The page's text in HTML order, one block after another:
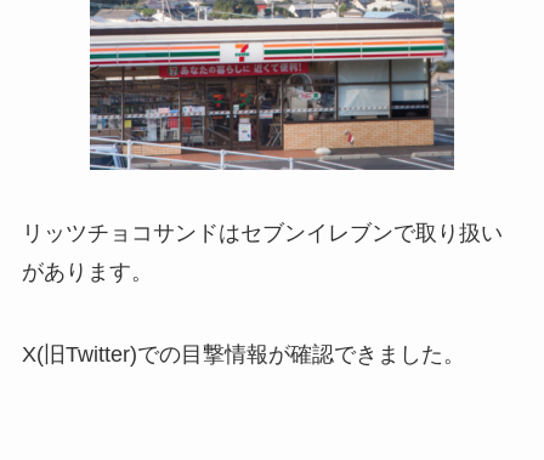
リッツチョコサンドはセブンイレブンで取り扱い
があります。
X(旧Twitter)での目撃情報が確認できました。